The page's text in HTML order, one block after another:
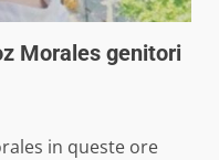
Morales genitori
in queste ore